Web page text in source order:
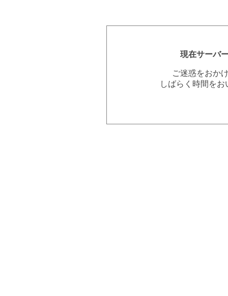
現在サーバ
ご迷惑をおか
しばらく時間を